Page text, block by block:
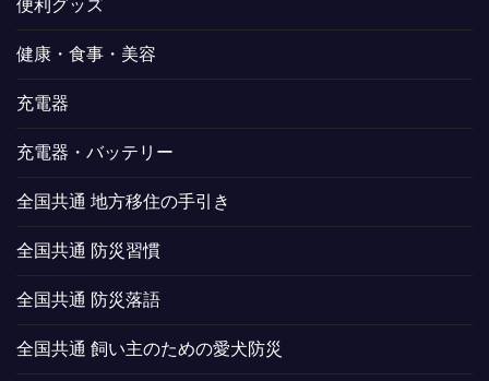
健康・食事・美容
充電器
充電器・バッテリー
全国共通 地方移住の手引き
全国共通 防災習慣
全国共通 防災落語
全国共通 飼い主のための愛犬防災